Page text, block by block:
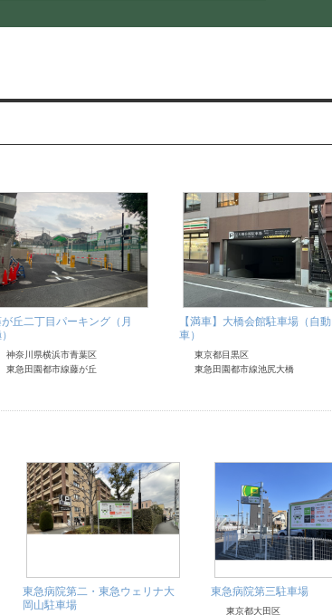
丘二丁目パーキング（月
神奈川県横浜市青葉区
東急田園都市線藤が丘
【満車】大橋会館駐車場（自動
車）
東京都目黒区
東急田園都市線池尻大橋
東急病院第二・東急ウェリナ大
岡山駐車場
東急病院第三駐車場
東京都大田区